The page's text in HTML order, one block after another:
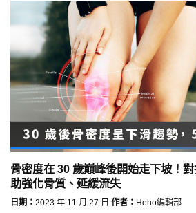
骨密度在 30 歲巔峰後開始走下坡！
助強化骨質、延緩流失
日期： 2023 年 11 月 27 日 作者： Heho編輯部